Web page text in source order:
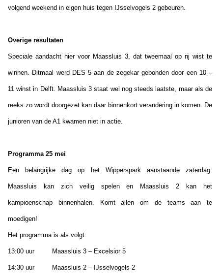
volgend weekend in eigen huis tegen IJsselvogels 2 gebeuren.
Overige resultaten
Speciale aandacht hier voor Maassluis 3, dat tweemaal op rij wist te
winnen. Ditmaal werd DES 5 aan de zegekar gebonden door een 10 –
11 winst in Delft. Maassluis 3 staat wel nog steeds laatste, maar als de
reeks zo wordt doorgezet kan daar binnenkort verandering in komen. De
junioren van de A1 kwamen niet in actie.
Programma 25 mei
Een belangrijke dag op het Wipperspark aanstaande zaterdag.
Maassluis kan zich veilig spelen en Maassluis 2 kan het
kampioenschap binnenhalen. Komt allen om de teams aan te
moedigen!
Het programma is als volgt:
13:00 uur Maassluis 3 – Excelsior 5
14:30 uur Maassluis 2 – IJsselvogels 2